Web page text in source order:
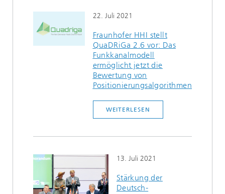
22. Juli 2021
Fraunhofer HHI stellt
QuaDRiGa 2.6 vor: Das
Funkkanalmodell
ermöglicht jetzt die
Bewertung von
Positionierungsalgorithmen
WEITERLESEN
13. Juli 2021
Stärkung der
Deutsch-